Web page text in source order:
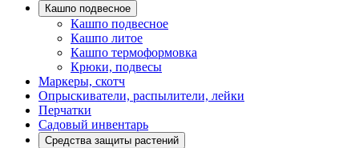
Кашпо подвесное
Кашпо подвесное
Кашпо литое
Кашпо термоформовка
Крюки, подвесы
Маркеры, скотч
Опрыскиватели, распылители, лейки
Перчатки
Садовый инвентарь
Средства защиты растений